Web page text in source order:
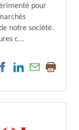
pour
notre société.
c...